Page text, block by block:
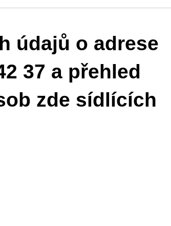
údajů o adrese
37 a přehled
zde sídlících